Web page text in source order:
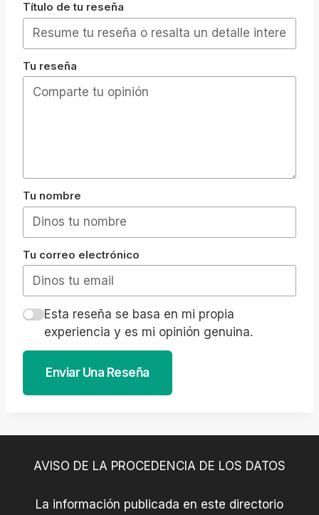
Título de tu reseña
Tu reseña
Tu nombre
Tu correo electrónico
Esta reseña se basa en mi propia
experiencia y es mi opinión genuina.
Enviar Una Reseña
AVISO DE LA PROCEDENCIA DE LOS DATOS
La información publicada en este directorio